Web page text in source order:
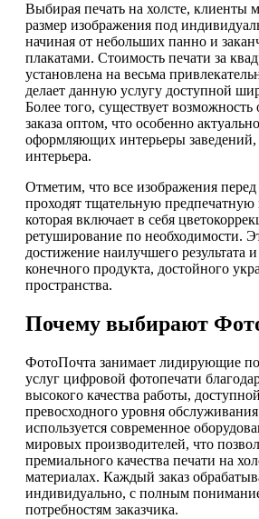
Выбирая печать на холсте, клиенты
размер изображения под
начиная от небольших панно и
плакатами. Стоимость печати за
установлена на весьма
делает данную услугу доступной
Более того, существует возможность
заказа оптом, что особенно
оформляющих интерьеры заведений,
интерьера.
Отметим, что все изображения перед
проходят тщательную предпечатную
которая включает в себя
ретуширование по необходимости.
достижение наилучшего результата
конечного продукта, достойного
пространства.
Почему выбирают
ФотоПочта занимает лидирующие
услуг цифровой фотопечати
высокого качества работы,
превосходного уровня
используется современное
мировых производителей, что
премиального качества печати на
материалах. Каждый заказ
индивидуально, с полным
потребностям заказчика.